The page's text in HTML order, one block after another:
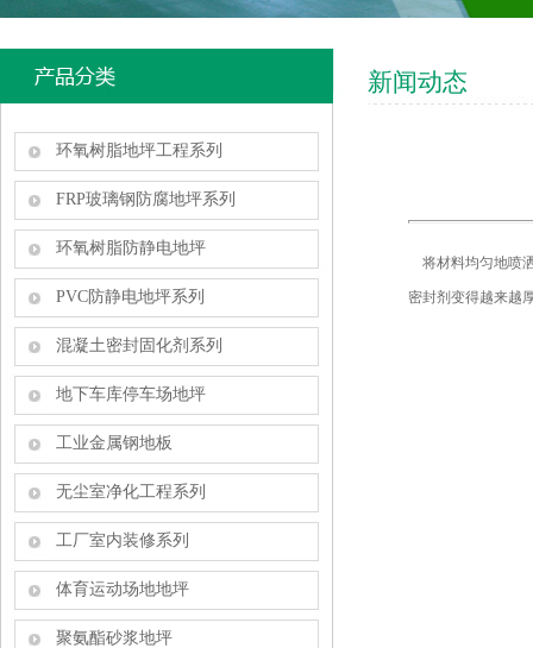
环氧树脂地坪工程系列
FRP玻璃钢防腐地坪系列
环氧树脂防静电地坪
PVC防静电地坪系列
混凝土密封固化剂系列
地下车库停车场地坪
工业金属钢地板
无尘室净化工程系列
工厂室内装修系列
体育运动场地地坪
聚氨酯砂浆地坪
新闻动态
将材料均匀地喷
密封剂变得越来越